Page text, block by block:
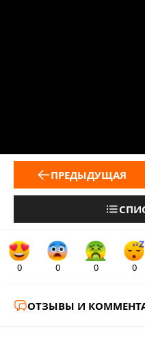
ПРЕДЫДУЩАЯ
0 0 0 0
ОТЗЫВЫ И